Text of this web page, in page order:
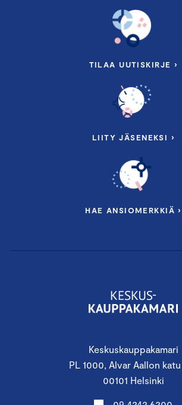
Keskuskauppakamari
PL 1000, Alvar Aallon
00101 Helsinki
TILAA UUTISKIRJE ›
LIITY JÄSENEKSI ›
HAE ANSIOMERKKIÄ ›